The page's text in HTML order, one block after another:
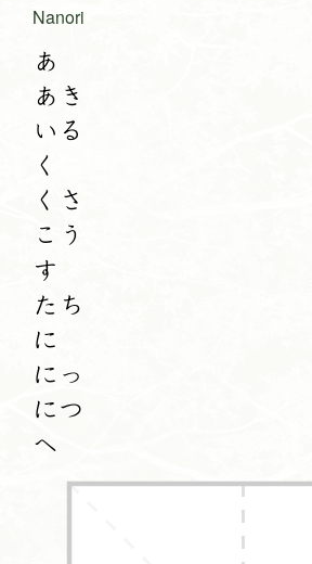
Nanori
あ
あき
いる
く
くさ
こう
す
たち
に
にっ
につ
へ